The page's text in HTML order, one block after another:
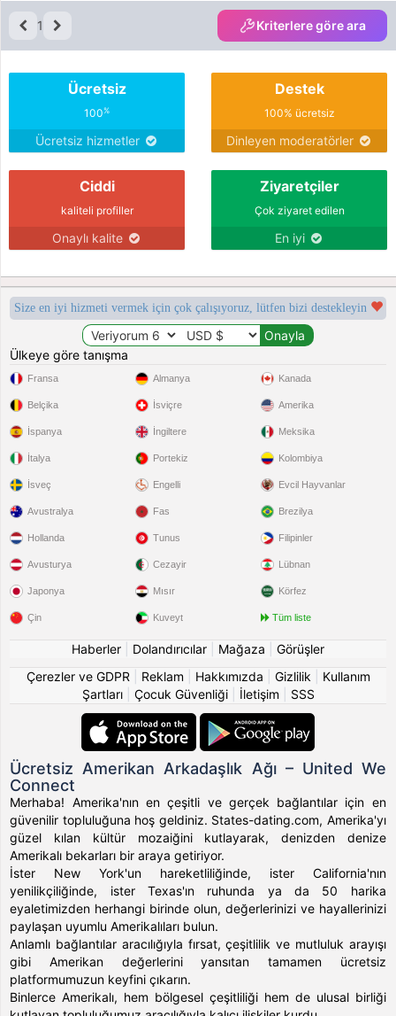
1 Kriterlere göre ara
Ücretsiz
100%
Ücretsiz hizmetler
Destek
100% ücretsiz
Dinleyen moderatörler
Ciddi
kaliteli profiller
Onaylı kalite
Ziyaretçiler
Çok ziyaret edilen
En iyi
Size en iyi hizmeti vermek için çok çalışıyoruz, lütfen bizi destekleyin
Ülkeye göre tanışma
Fransa
Belçika
İspanya
İtalya
İsveç
Almanya
İsviçre
İngiltere
Portekiz
Engelli
Kanada
Amerika
Meksika
Kolombiya
Evcil Hayvanlar
Avustralya
Hollanda
Avusturya
Japonya
Çin
Fas
Tunus
Cezayir
Mısır
Kuveyt
Brezilya
Filipinler
Lübnan
Körfez
Tüm liste
Haberler Dolandırıcılar Mağaza
Görüşler
Çerezler ve GDPR
Reklam Hakkımızda Gizlilik
Kullanım
Şartları| Çocuk Güvenliği| İletişim SSS
Ücretsiz Amerikan Arkadaşlık Ağı – United We
Connect
Merhaba! Amerika'nın en çeşitli ve gerçek bağlantılar için en
güvenilir topluluğuna hoş geldiniz. States-dating.com, Amerika'yı
güzel kılan kültür mozaiğini kutlayarak, denizden denize
Amerikalı bekarları bir araya getiriyor.
İster New York'un hareketliliğinde, ister California'nın
yenilikçiliğinde, ister Texas'ın ruhunda ya da 50 harika
eyaletimizden herhangi birinde olun, değerlerinizi ve hayallerinizi
paylaşan uyumlu Amerikalıları bulun.
Anlamlı bağlantılar aracılığıyla fırsat, çeşitlilik ve mutluluk arayışı
gibi Amerikan değerlerini yansıtan tamamen ücretsiz
platformumuzun keyfini çıkarın.
Binlerce Amerikalı, hem bölgesel çeşitliliği hem de ulusal birliği